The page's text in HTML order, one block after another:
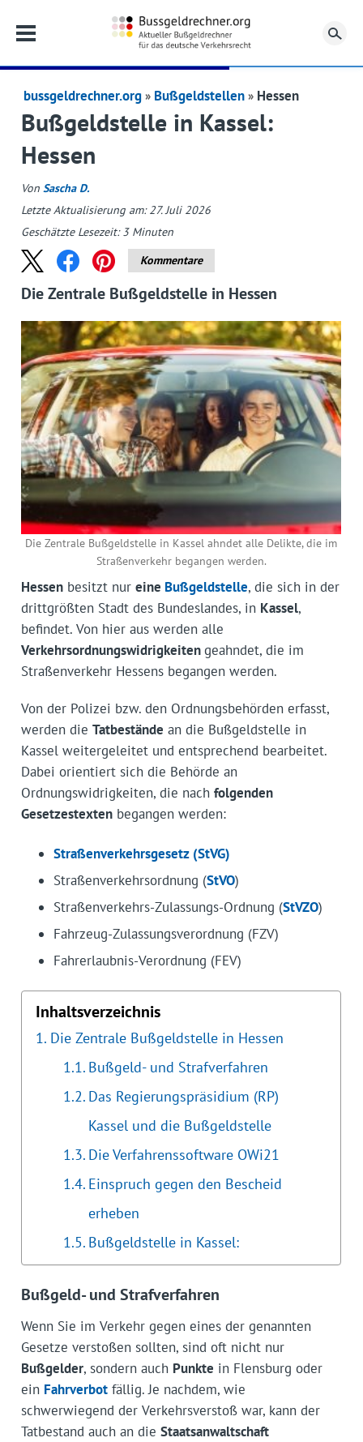
bussgeldrechner.org Bußgeldstellen Hessen
Bußgeldstelle in Kassel:
Hessen
Von Sascha D.
Letzte Aktualisierung am: 27. Juli 2026
Geschätzte Lesezeit:3 Minuten
Kommentare
Die Zentrale Bußgeldstelle in Hessen
Die Zentrale Bußgeldstelle in Kassel ahndet alle Delikte, die im
Straßenverkehr begangen werden.
Hessenbesitzt nur eine Bußgeldstelle, die sich in der
drittgrößten Stadt des Bundeslandes, in Kassel,
befindet. Von hier aus werden alle
Verkehrsordnungswidrigkeitengeahndet, die im
Straßenverkehr Hessens begangen werden.
Von der Polizei bzw. den Ordnungsbehörden erfasst,
werden die Tatbestände an die Bußgeldstelle in
Kassel weitergeleitet und entsprechend bearbeitet.
Dabei orientiert sich die Behörde an
Ordnungswidrigkeiten, die nach folgenden
Gesetzestextenbegangen werden:
Straßenverkehrsgesetz (StVG)
Straßenverkehrsordnung (StVO)
Straßenverkehrs-Zulassungs-Ordnung (StVZO)
Fahrzeug-Zulassungsverordnung (FZV)
Fahrerlaubnis-Verordnung (FEV)
Inhaltsverzeichnis
Die Zentrale Bußgeldstelle in Hessen
Bußgeld- und Strafverfahren
Das Regierungspräsidium (RP)
Kassel und die Bußgeldstelle
Die Verfahrenssoftware OWi21
Einspruch gegen den Bescheid
erheben
Bußgeldstelle in Kassel:
Bußgeld- und Strafverfahren
Wenn Sie im Verkehr gegen eines der genannten
Gesetze verstoßen sollten, sind oft nicht nur
Bußgelder, sondern auch Punkte in Flensburg oder
ein Fahrverbotfällig. Je nachdem, wie
schwerwiegend der Verkehrsverstoß war, kann der
Tatbestand auch an die Staatsanwaltschaft